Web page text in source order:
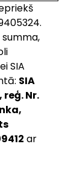
SIA
SIA
Nr.
ar